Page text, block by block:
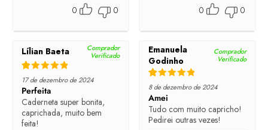
0
0
0
0
Lílian Baeta
Comprador
Verificado
Rated out of 5
17 de dezembro de 2024
Perfeita
Caderneta super bonita,
caprichada, muito bem
feita!
Emanuela
Godinho
Comprador
Verificado
Rated out of 5
8 de dezembro de 2024
Amei
Tudo com muito capricho!
Pedirei outras vezes!